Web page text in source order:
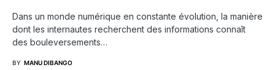
Dans un monde numérique en constante évolution, la manière
dont les internautes recherchent des informations connaît
des bouleversements…
BY MANU DIBANGO